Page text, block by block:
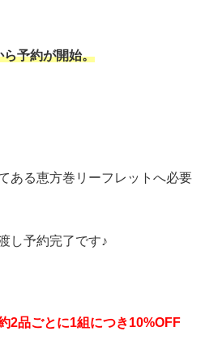
予約が開始。
ある恵方巻リーフレットへ必要
し予約完了です♪
2品ごとに1組につき10%OFF